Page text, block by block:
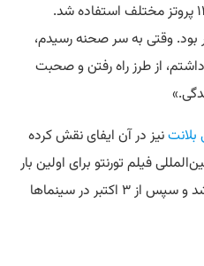
چطور تغییر می‌کند. حدود ۱۳ یا ۱۴ پروتز مختلف استفاده شد.
بود. وقتی به سر صحنه رسیدم،
از طرز راه رفتن و صحبت
بلانتنیز در آن ایفای نقش کرده
بین‌المللی فیلم تورنتو برای اولین بار
در آمریکای شمالی اکران خواهد شد و سپس از ۳ اکتبر در سینماها